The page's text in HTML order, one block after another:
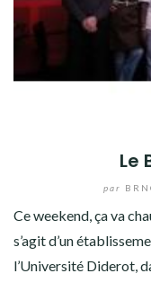
Le
par
Ce weekend, ça va
s’agit d’un
l’Université Diderot,